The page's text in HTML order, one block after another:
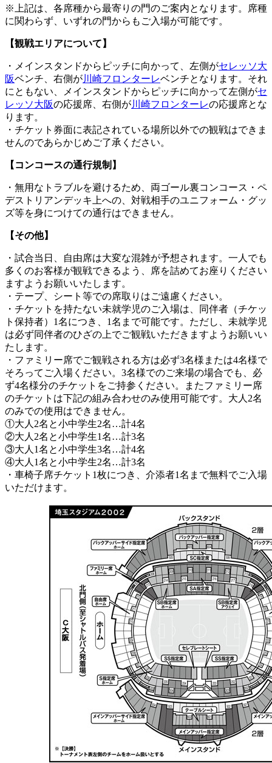
※上記は、各席種から最寄りの門のご案内となります。席種
に関わらず、いずれの門からもご入場が可能です。
【観戦エリアについて】
・メインスタンドからピッチに向かって、左側がセレッソ大
阪ベンチ、右側が川崎フロンターレベンチとなります。それ
にともない、メインスタンドからピッチに向かって左側がセ
レッソ大阪の応援席、右側が川崎フロンターレの応援席とな
ります。
・チケット券面に表記されている場所以外での観戦はできま
せんのであらかじめご了承ください。
【コンコースの通行規制】
・無用なトラブルを避けるため、両ゴール裏コンコース・ペ
デストリアンデッキ上への、対戦相手のユニフォーム・グッ
ズ等を身につけての通行はできません。
【その他】
・試合当日、自由席は大変な混雑が予想されます。一人でも
多くのお客様が観戦できるよう、席を詰めてお座りください
ますようお願いいたします。
・テープ、シート等での席取りはご遠慮ください。
・チケットを持たない未就学児のご入場は、同伴者（チケッ
ト保持者）1名につき、1名まで可能です。ただし、未就学児
は必ず同伴者のひざの上でご観戦いただきますようお願いい
たします。
・ファミリー席でご観戦される方は必ず3名様または4名様で
そろってご入場ください。3名様でのご来場の場合でも、必
ず4名様分のチケットをご持参ください。またファミリー席
のチケットは下記の組み合わせのみ使用可能です。大人2名
のみでの使用はできません。
①大人2名と小中学生2名…計4名
②大人2名と小中学生1名…計3名
③大人1名と小中学生3名…計4名
④大人1名と小中学生2名…計3名
・車椅子席チケット1枚につき、介添者1名まで無料でご入場
いただけます。